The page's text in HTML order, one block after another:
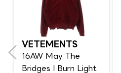
VETEMENTS
16AW May The
Bridges I Burn Light